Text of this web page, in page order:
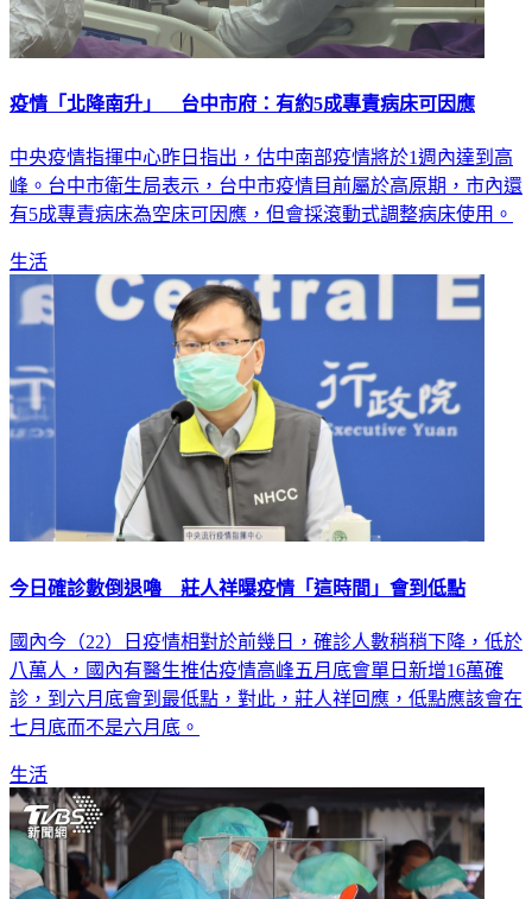
疫情「北降南升」 台中市府：有約5成專責病床可因應
中央疫情指揮中心昨日指出，估中南部疫情將於1週內達到高
峰。台中市衛生局表示，台中市疫情目前屬於高原期，市內還
有5成專責病床為空床可因應，但會採滾動式調整病床使用。
生活
今日確診數倒退嚕 莊人祥曝疫情「這時間」會到低點
國內今（22）日疫情相對於前幾日，確診人數稍稍下降，低於
八萬人，國內有醫生推估疫情高峰五月底會單日新增16萬確
診，到六月底會到最低點，對此，莊人祥回應，低點應該會在
七月底而不是六月底。
生活